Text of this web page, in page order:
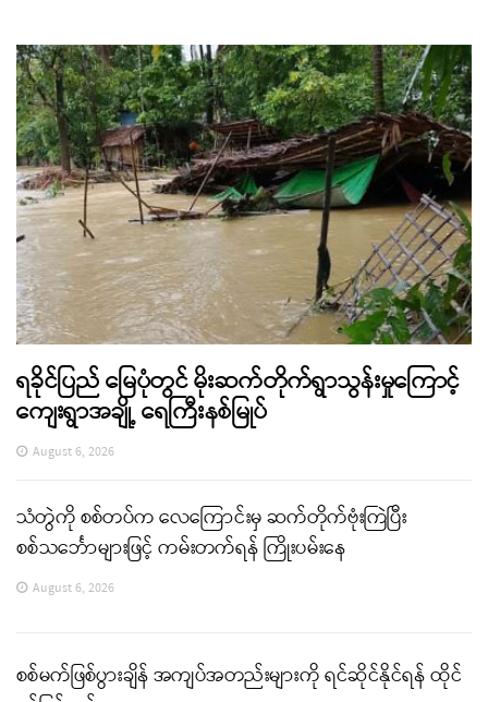
ရခိုင်ပြည် မြေပုံတွင် မိုးဆက်တိုက်ရွာသွန်းမှုကြောင့်
ကျေးရွာအချို့ ရေကြီးနစ်မြုပ်
August 6, 2026
သံတွဲကို စစ်တပ်က လေကြောင်းမှ ဆက်တိုက်ဗုံးကြဲပြီး
စစ်သင်္ဘောများဖြင့် ကမ်းတက်ရန် ကြိုးပမ်းနေ
August 6, 2026
စစ်မက်ဖြစ်ပွားချိန် အကျပ်အတည်းများကို ရင်ဆိုင်နိုင်ရန် ထိုင်